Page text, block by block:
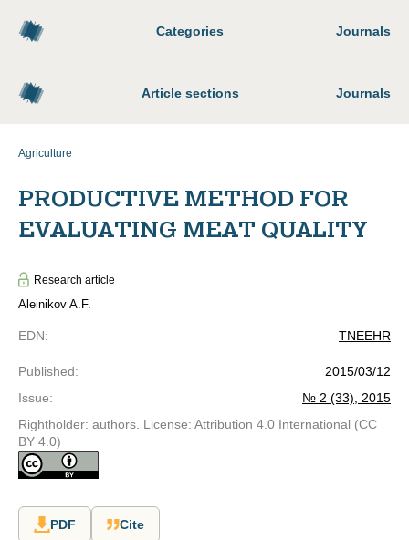
Categories Journals
Article sections Journals
Agriculture
PRODUCTIVE METHOD FOR
EVALUATING MEAT QUALITY
Research article
Aleinikov A.F.
EDN: TNEEHR
Published:
2015/03/12
Issue:
№ 2 (33), 2015
Rightholder: authors. License: Attribution 4.0 International (CC
BY 4.0)
PDF Cite